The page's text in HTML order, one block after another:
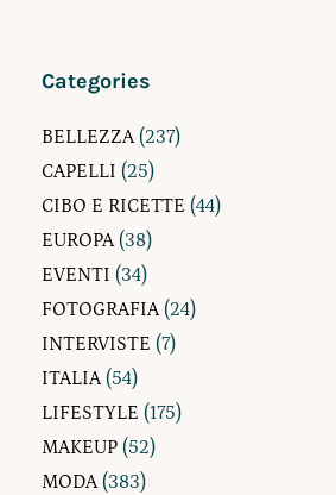
Categories
BELLEZZA(237)
CAPELLI (25)
CIBO E RICETTE (44)
EUROPA(38)
EVENTI (34)
FOTOGRAFIA(24)
INTERVISTE (7)
ITALIA(54)
LIFESTYLE (175)
MAKEUP (52)
MODA(383)